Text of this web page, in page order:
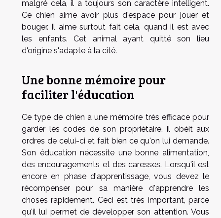
malgré cela, il a toujours son caractère intelligent.
Ce chien aime avoir plus d'espace pour jouer et
bouger. Il aime surtout fait cela, quand il est avec
les enfants. Cet animal ayant quitté son lieu
d'origine s'adapte à la cité.
Une bonne mémoire pour
faciliter l'éducation
Ce type de chien a une mémoire très efficace pour
garder les codes de son propriétaire. Il obéit aux
ordres de celui-ci et fait bien ce qu'on lui demande.
Son éducation nécessite une bonne alimentation,
des encouragements et des caresses. Lorsqu'il est
encore en phase d'apprentissage, vous devez le
récompenser pour sa manière d'apprendre les
choses rapidement. Ceci est très important, parce
qu'il lui permet de développer son attention. Vous